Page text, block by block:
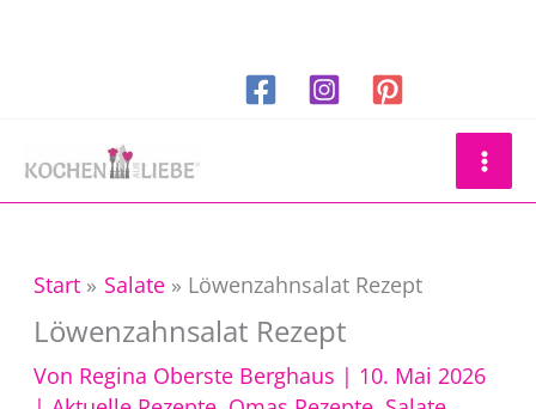
Start Salate Löwenzahnsalat Rezept
Löwenzahnsalat Rezept
Von Regina Oberste Berghaus | 10. Mai 2026